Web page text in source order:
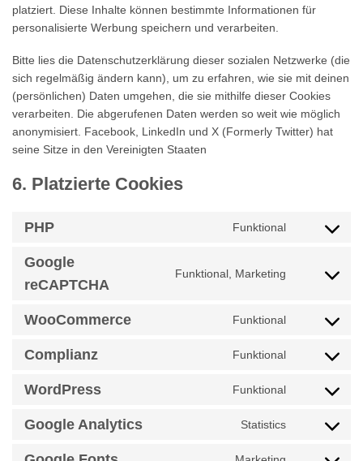
platziert. Diese Inhalte können bestimmte Informationen für
personalisierte Werbung speichern und verarbeiten.
Bitte lies die Datenschutzerklärung dieser sozialen Netzwerke (die
sich regelmäßig ändern kann), um zu erfahren, wie sie mit deinen
(persönlichen) Daten umgehen, die sie mithilfe dieser Cookies
verarbeiten. Die abgerufenen Daten werden so weit wie möglich
anonymisiert. Facebook, LinkedIn und X (Formerly Twitter) hat
seine Sitze in den Vereinigten Staaten
6. Platzierte Cookies
PHP Funktional
Consent
Google
reCAPTCHA
Funktional, Marketing
Consent
google-
WooCommerce Funktional
Consent
service
Complianz Funktional
Consent
service
WordPress Funktional
Consent
service
Google Analytics Statistics
Consent